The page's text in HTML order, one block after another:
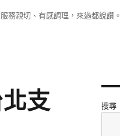
務親切、有感調理，來過都說讚。
支
搜尋